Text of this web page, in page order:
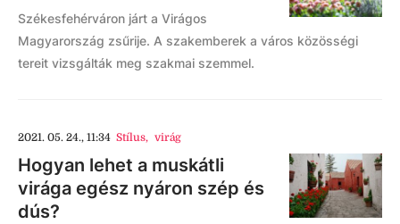
Székesfehérváron járt a Virágos
Magyarország zsűrije. A szakemberek a város közösségi
tereit vizsgálták meg szakmai szemmel.
2021. 05. 24., 11:34 Stílus, virág
Hogyan lehet a muskátli
virága egész nyáron szép és
dús?